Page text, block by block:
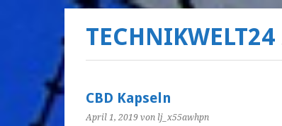
TECHNIKWELT24
CBD Kapseln
April 1, 2019 von lj_x55awhpn